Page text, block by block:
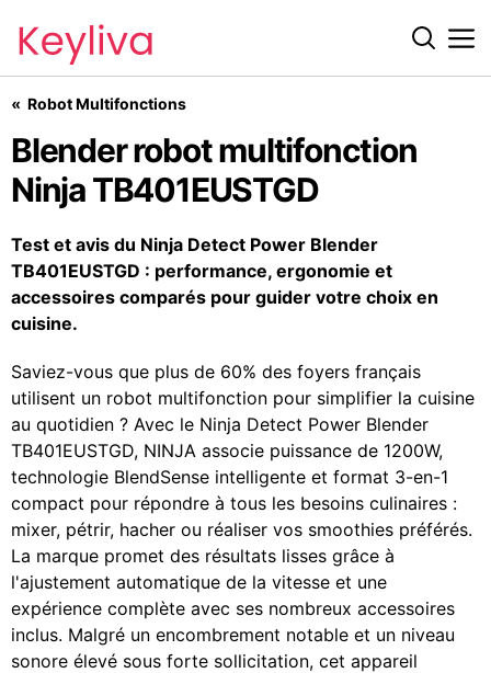
Robot Multifonctions
Blender robot multifonction Ninja TB401EUSTGD
Blender robot multifonction
Ninja TB401EUSTGD
Test et avis du Ninja Detect Power Blender
TB401EUSTGD : performance, ergonomie et
accessoires comparés pour guider votre choix en
cuisine.
Saviez-vous que plus de 60% des foyers français
utilisent un robot multifonction pour simplifier la cuisine
au quotidien ? Avec le Ninja Detect Power Blender
TB401EUSTGD, NINJA associe puissance de 1200W,
technologie BlendSense intelligente et format 3-en-1
compact pour répondre à tous les besoins culinaires :
mixer, pétrir, hacher ou réaliser vos smoothies préférés.
La marque promet des résultats lisses grâce à
l'ajustement automatique de la vitesse et une
expérience complète avec ses nombreux accessoires
inclus. Malgré un encombrement notable et un niveau
sonore élevé sous forte sollicitation, cet appareil